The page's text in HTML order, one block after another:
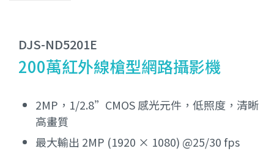
DJS-ND5201E
200萬紅外線槍型網路攝影機
2MP，1/2.8”CMOS 感光元件，低照度，清晰
高畫質
最大輸出 2MP (1920 × 1080) @25/30 fps